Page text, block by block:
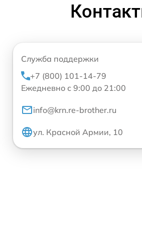
Служба поддержки
+7 (800) 101-14-79
Ежедневно с 9:00 до 21:00
info@krn.re-brother.ru
ул. Красной Армии, 10